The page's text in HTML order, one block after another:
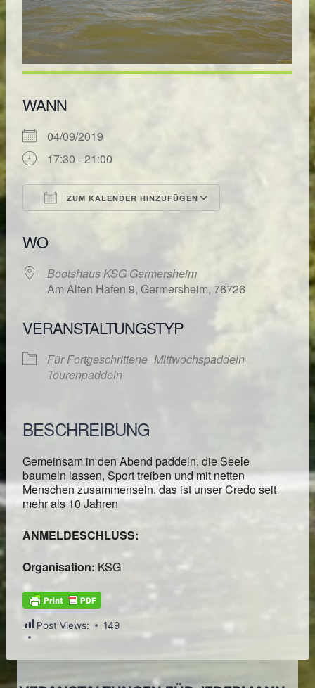
WANN
04/09/2019
17:30 - 21:00
ZUM KALENDER HINZUFÜGEN
WO
Bootshaus KSG Germersheim
Am Alten Hafen 9, Germersheim, 76726
VERANSTALTUNGSTYP
Für Fortgeschrittene Mittwochspaddeln
Tourenpaddeln
BESCHREIBUNG
Gemeinsam in den Abend paddeln, die Seele
baumeln lassen, Sport treiben und mit netten
Menschen zusammensein, das ist unser Credo seit
mehr als 10 Jahren
ANMELDESCHLUSS:
Organisation: KSG
Post Views: 149